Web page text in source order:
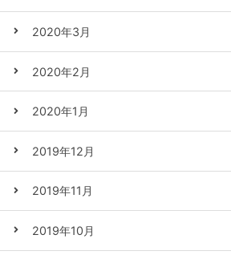
2020年3月
2020年2月
2020年1月
2019年12月
2019年11月
2019年10月